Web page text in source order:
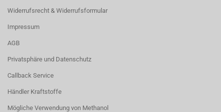
Widerrufsrecht & Widerrufsformular
Impressum
AGB
Privatsphäre und Datenschutz
Callback Service
Händler Kraftstoffe
Mögliche Verwendung von Methanol